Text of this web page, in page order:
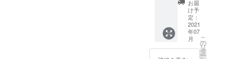
不可で
すが、
他の方
への提
供は可
能で
す。 ※
期限は
2022年
3月末ま
で / 各店
舗が存
根県大
田市の
有名店
で邑南
町日和
にリ
お届
け予
定：
2021
年07
月
こ
の
リ
タ
ー